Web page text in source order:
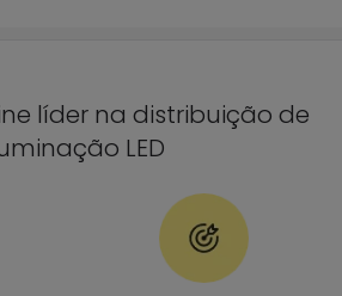
líder na distribuição de
LED